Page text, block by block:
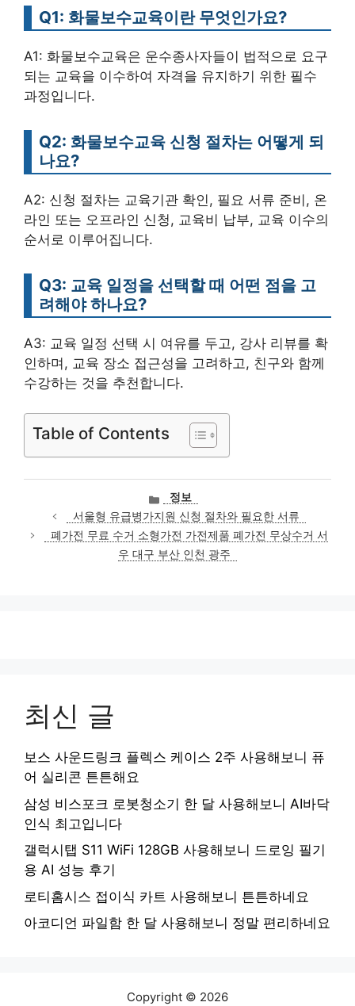
Q1: 화물보수교육이란 무엇인가요?
A1: 화물보수교육은 운수종사자들이 법적으로 요구
되는 교육을 이수하여 자격을 유지하기 위한 필수
과정입니다.
Q2: 화물보수교육 신청 절차는 어떻게 되
나요?
A2: 신청 절차는 교육기관 확인, 필요 서류 준비, 온
라인 또는 오프라인 신청, 교육비 납부, 교육 이수의
순서로 이루어집니다.
Q3: 교육 일정을 선택할 때 어떤 점을 고
려해야 하나요?
A3: 교육 일정 선택 시 여유를 두고, 강사 리뷰를 확
인하며, 교육 장소 접근성을 고려하고, 친구와 함께
수강하는 것을 추천합니다.
Table of Contents
카
테
고
리
정보
서울형 유급병가지원 신청 절차와 필요한 서류
폐가전 무료 수거 소형가전 가전제품 폐가전 무상수거 서
우 대구 부산 인천 광주
최신 글
보스 사운드링크 플렉스 케이스 2주 사용해보니 퓨
어 실리콘 튼튼해요
삼성 비스포크 로봇청소기 한 달 사용해보니 AI바닥
인식 최고입니다
갤럭시탭 S11 WiFi 128GB 사용해보니 드로잉 필기
용 AI 성능 후기
로티홈시스 접이식 카트 사용해보니 튼튼하네요
아코디언 파일함 한 달 사용해보니 정말 편리하네요
Copyright © 2026